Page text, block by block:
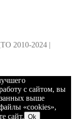
2010-2024 |
с сайтом, вы
выше
«cookies»,
сайт. Ok